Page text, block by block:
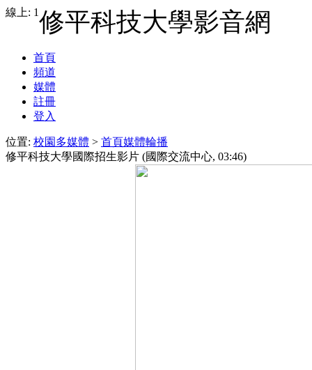
線上: 1修平科技大學影音網
首頁
頻道
媒體
註冊
登入
位置: 校園多媒體 > 首頁媒體輪播
修平科技大學國際招生影片 (國際交流中心, 03:46)